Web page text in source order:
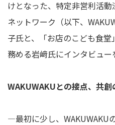
けとなった、特定非営利活
ネットワーク（以下、
子氏と、「お店のこども食
務める岩﨑氏にインタビュー
WAKUWAKUとの接点、共創
―最初に少し、WAKUWAKU